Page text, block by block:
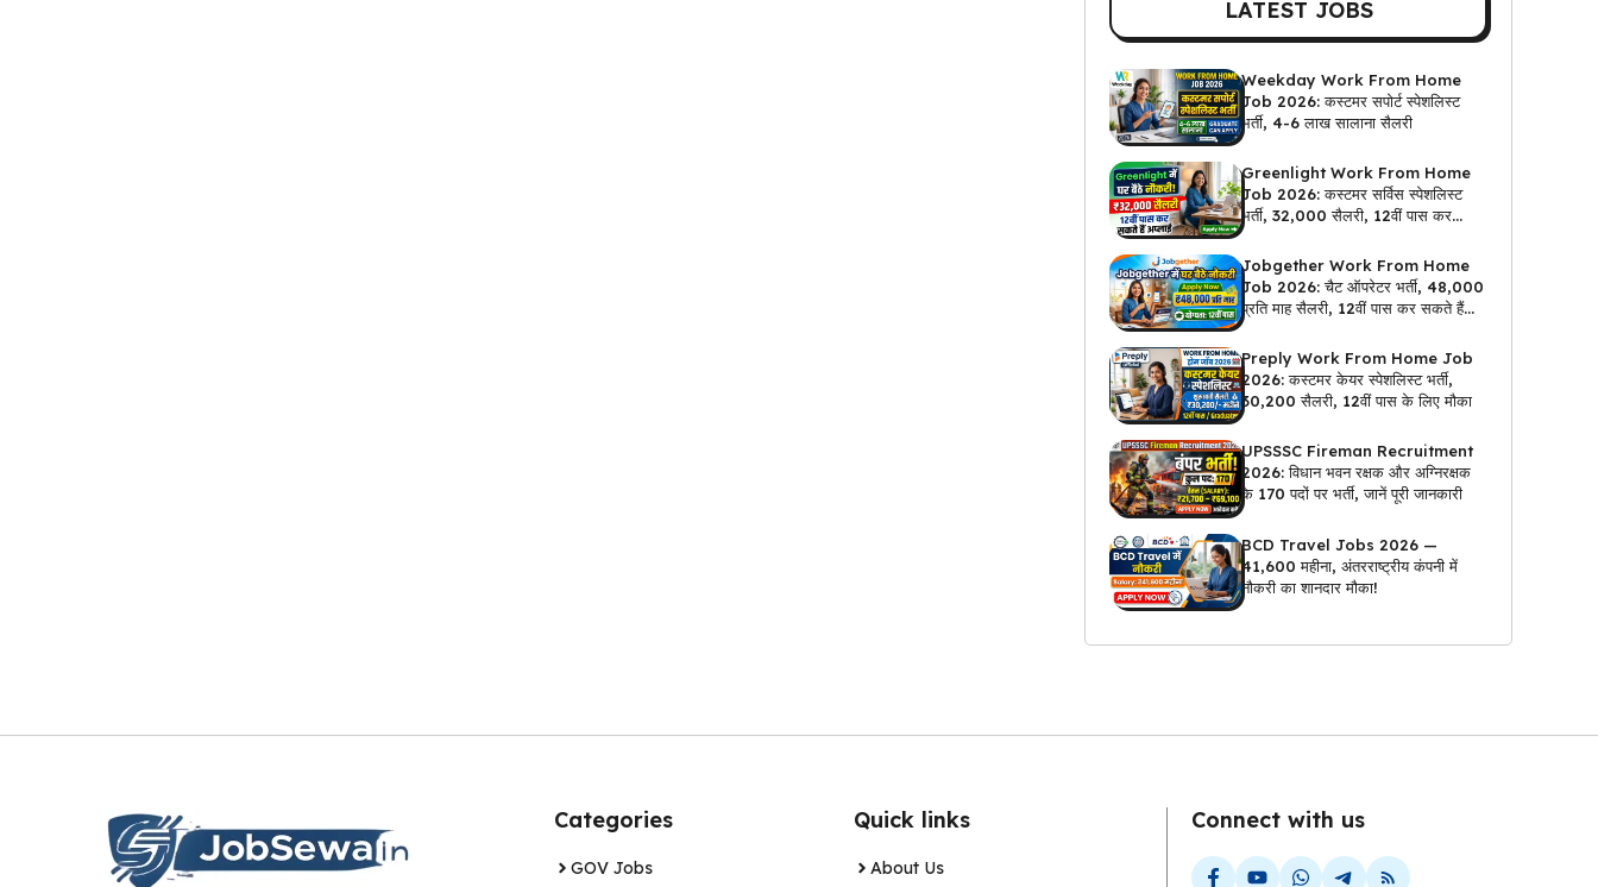
LATEST JOBS
Weekday Work From Home
Job 2026: कस्टमर सपोर्ट स्पेशलिस्ट
भर्ती, 4-6 लाख सालाना सैलरी
Greenlight Work From Home
Job 2026: कस्टमर सर्विस स्पेशलिस्ट
भर्ती, ₹32,000 सैलरी, 12वीं पास कर
सकते हैं अप्लाई
Jobgether Work From Home
Job 2026: चैट ऑपरेटर भर्ती, ₹48,000
प्रति माह सैलरी, 12वीं पास कर सकते हैं
अप्लाई
Preply Work From Home Job
2026: कस्टमर केयर स्पेशलिस्ट भर्ती,
₹30,200 सैलरी, 12वीं पास के लिए मौका
UPSSSC Fireman Recruitment
2026: विधान भवन रक्षक और अग्निरक्षक
के 170 पदों पर भर्ती, जानें पूरी जानकारी
BCD Travel Jobs 2026 —
₹41,600 महीना, अंतरराष्ट्रीय कंपनी में
नौकरी का शानदार मौका!
Categories
GOV Jobs
Quick links
About Us
Connect with us